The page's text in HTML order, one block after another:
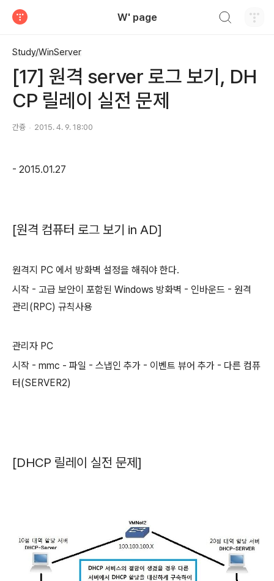
W' page
Study/WinServer
[17] 원격 server 로그 보기, DH
CP 릴레이 실전 문제
간즁 2015. 4. 9. 18:00
- 2015.01.27
[원격 컴퓨터 로그 보기 in AD]
원격지 PC 에서 방화벽 설정을 해줘야 한다.
시작 - 고급 보안이 포함된 Windows 방화벽 - 인바운드 - 원격
관리(RPC) 규칙사용
관리자 PC
시작 - mmc - 파일 - 스냅인 추가 - 이벤트 뷰어 추가 - 다른 컴퓨
터(SERVER2)
[DHCP 릴레이 실전 문제]